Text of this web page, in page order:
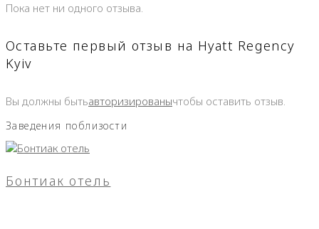
Пока нет ни одного отзыва.
Оставьте первый отзыв на Hyatt Regency
Kyiv
Вы должны бытьавторизированычтобы оставить отзыв.
Заведения поблизости
Бонтиак отель